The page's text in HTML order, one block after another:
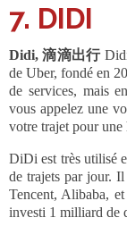
7. DIDI
Didi, 滴滴出行
de Uber, fondé en
de services, mais
vous appelez une
votre trajet pour une
DiDi est très utilisé
de trajets par jour.
Tencent, Alibaba,
investi 1 milliard de